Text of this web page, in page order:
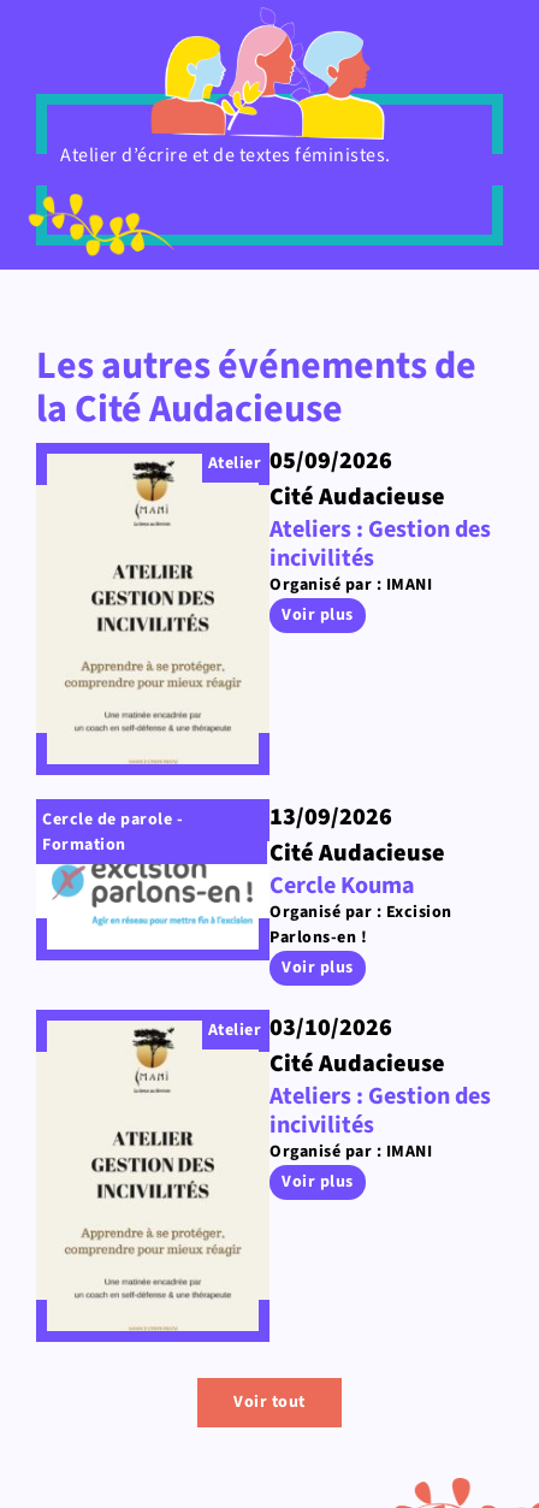
Atelier d’écrire et de textes féministes.
Les autres événements de
la Cité Audacieuse
Atelier 05/09/2026
Cité Audacieuse
Ateliers : Gestion des
incivilités
Organisé par : IMANI
Voir plus
Cercle de parole -
Formation
13/09/2026
Cité Audacieuse
Cercle Kouma
Organisé par : Excision
Parlons-en !
Voir plus
Atelier 03/10/2026
Cité Audacieuse
Ateliers : Gestion des
incivilités
Organisé par : IMANI
Voir plus
Voir tout